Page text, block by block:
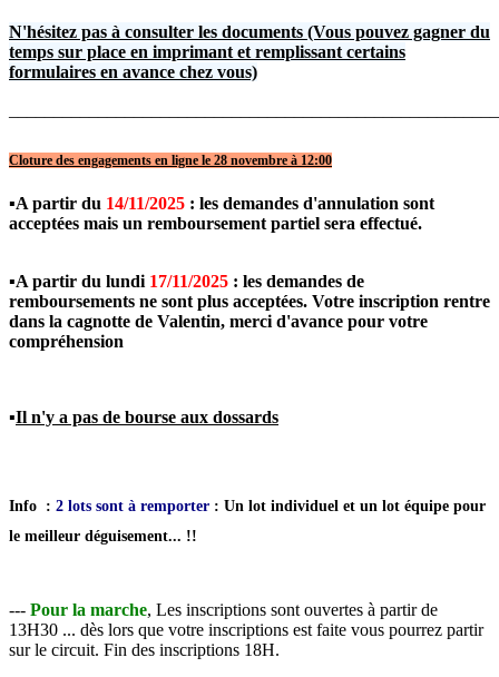
N'hésitez pas à consulter les documents (Vous pouvez gagner du
temps sur place en imprimant et remplissant certains
formulaires en avance chez vous)
Cloture des engagements en ligne le 28 novembre à 12:00
▪️A partir du 14/11/2025 : les demandes d'annulation sont
acceptées mais un remboursement partiel sera effectué.
▪️A partir du lundi 17/11/2025 : les demandes de
remboursements ne sont plus acceptées. Votre inscription rentre
dans la cagnotte de Valentin, merci d'avance pour votre
compréhension
▪️Il n'y a pas de bourse aux dossards
Info : 2 lots sont à remporter : Un lot individuel et un lot équipe pour
le meilleur déguisement... !!
--- Pour la marche, Les inscriptions sont ouvertes à partir de
13H30 ... dès lors que votre inscriptions est faite vous pourrez partir
sur le circuit. Fin des inscriptions 18H.